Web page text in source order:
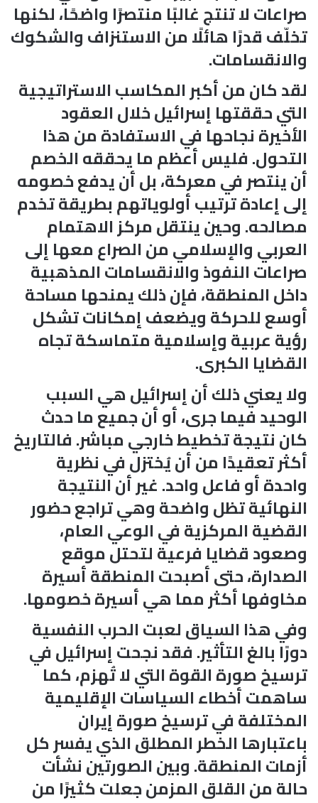
صراعات لا تنتج غالبًا منتصرًا واضحًا، لكنها
تخلّف قدرًا هائلًا من الاستنزاف والشكوك
والانقسامات.
لقد كان من أكبر المكاسب الاستراتيجية
التي حققتها إسرائيل خلال العقود
الأخيرة نجاحها في الاستفادة من هذا
التحول. فليس أعظم ما يحققه الخصم
أن ينتصر في معركة، بل أن يدفع خصومه
إلى إعادة ترتيب أولوياتهم بطريقة تخدم
مصالحه. وحين ينتقل مركز الاهتمام
العربي والإسلامي من الصراع معها إلى
صراعات النفوذ والانقسامات المذهبية
داخل المنطقة، فإن ذلك يمنحها مساحة
أوسع للحركة ويضعف إمكانات تشكل
رؤية عربية وإسلامية متماسكة تجاه
القضايا الكبرى.
ولا يعني ذلك أن إسرائيل هي السبب
الوحيد فيما جرى، أو أن جميع ما حدث
كان نتيجة تخطيط خارجي مباشر. فالتاريخ
أكثر تعقيدًا من أن يُختزل في نظرية
واحدة أو فاعل واحد. غير أن النتيجة
النهائية تظل واضحة وهي تراجع حضور
القضية المركزية في الوعي العام،
وصعود قضايا فرعية لتحتل موقع
الصدارة، حتى أصبحت المنطقة أسيرة
مخاوفها أكثر مما هي أسيرة خصومها.
وفي هذا السياق لعبت الحرب النفسية
دورًا بالغ التأثير. فقد نجحت إسرائيل في
ترسيخ صورة القوة التي لا تُهزم، كما
ساهمت أخطاء السياسات الإقليمية
المختلفة في ترسيخ صورة إيران
باعتبارها الخطر المطلق الذي يفسر كل
أزمات المنطقة. وبين الصورتين نشأت
حالة من القلق المزمن جعلت كثيرًا من